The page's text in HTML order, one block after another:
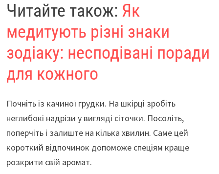
Читайте також: Як
медитують різні знаки
зодіаку: несподівані поради
для кожного
Почніть із качиної грудки. На шкірці зробіть
неглибокі надрізи у вигляді сіточки. Посоліть,
поперчіть і залиште на кілька хвилин. Саме цей
короткий відпочинок допоможе спеціям краще
розкрити свій аромат.